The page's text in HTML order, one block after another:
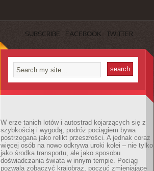
SUBSCRIBE FACEBOOK TWITTER
W erze tanich lotów i autostrad kojarzących się z
szybkością i wygodą, podróż pociągiem bywa
postrzegana jako relikt przeszłości. A jednak coraz
więcej osób na nowo odkrywa uroki kolei – nie tylko
jako środka transportu, ale jako sposobu
doświadczania świata w innym tempie. Pociąg
pozwala zobaczyć krajobraz, poczuć zmieniające